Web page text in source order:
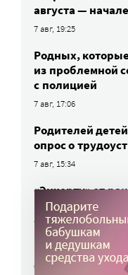
августа —
7 авг, 19:25
Родных,
из проблемной
с полицией
7 авг, 17:06
Родителей
опрос о
7 авг, 15:34
«Энхерту» от
в перечень
7 авг, 15:15
НКО часто
о персональных